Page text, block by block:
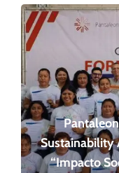
Sustainability
“Impacto